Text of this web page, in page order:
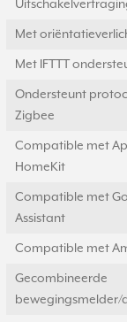
Met
Met IFTTT
Ondersteunt
Zigbee
Compatible met
HomeKit
Compatible met
Assistant
Compatible met
Gecombineerde
bewegingsmelder/